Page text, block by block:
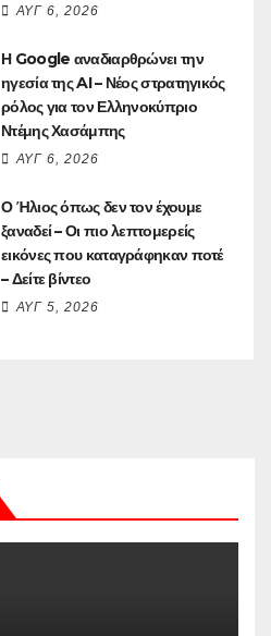
ΑΥΓ 6, 2026
Η Google αναδιαρθρώνει την
ηγεσία της AI – Νέος στρατηγικός
ρόλος για τον Ελληνοκύπριο
Ντέμης Χασάμπης
ΑΥΓ 6, 2026
Ο Ήλιος όπως δεν τον έχουμε
ξαναδεί – Οι πιο λεπτομερείς
εικόνες που καταγράφηκαν ποτέ
– Δείτε βίντεο
ΑΥΓ 5, 2026